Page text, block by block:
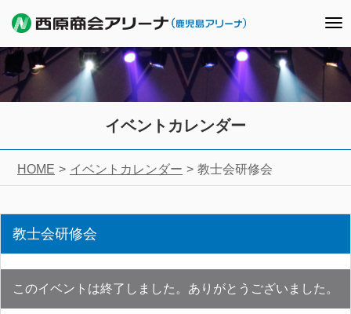
イベントカレンダー
HOME イベントカレンダー 教士会研修会
教士会研修会
このイベントは終了しました。ありがとうございました。